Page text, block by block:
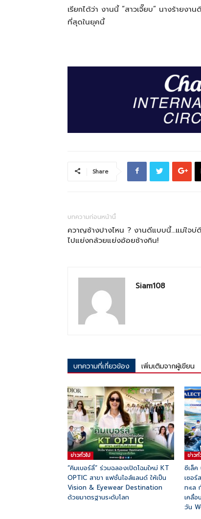
เรียกได้ว่า งานนี้ “สาวเจี๊ยบ” นางร้ายง
ที่สุดในยุคนี้
Share
บทความก่อนหน้านี้
ควาญช้างปางไหน ? งานดีแบบนี้…แม่ใจบ่
ไปแย่งกล้วยแย่งอ้อยช้างกิน!
Siam108
บทความที่เกี่ยวข้อง เพิ่มเติมจากผู้เขียน
ข่าวทั่วไป
“คิมเบอร์ลี่” ร่วมฉลองเปิดโฉมใหม่ KT
OPTIC สาขา แฟชั่นไอส์แลนด์ ให้เป็น
Vision & Eyewear Destination
ด้วยมาตรฐานระดับโลก
ข่าวทั่
ซีเล็ค
เซอร์
ทะเล
เคลื่
วัน